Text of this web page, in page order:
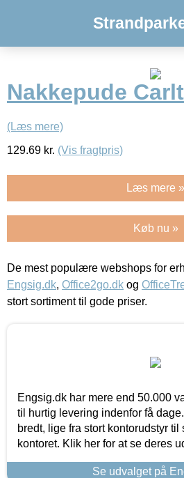
Nakkepude
(Læs mere)
129.69 kr. (Vis fragtpris)
Læs mere »
Køb nu »
De mest populære webshops for
Engsig.dk, Office2go.dk og
stort sortiment til gode priser.
Engsig.dk har mere end 50.000
til hurtig levering indenfor få
bredt, lige fra stort kontorudstyr til
kontoret. Klik her for at se deres
Se udvalget på